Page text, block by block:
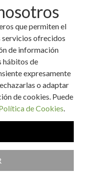
que permiten el
servicios ofrecidos
de información
hábitos de
expresamente
o adaptar
de cookies. Puede
de Cookies.